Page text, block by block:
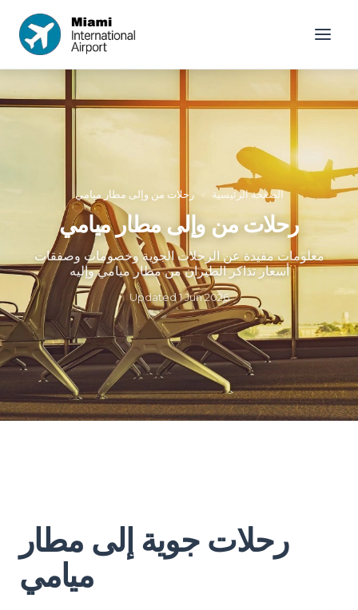
الصفحة الرئيسية » رحلات من وإلى مطار ميامي
رحلات من وإلى مطار ميامي
معلومات مفيدة عن الرحلات الجوية وخصومات وصفقات
أسعار تذاكر الطيران من مطار ميامي وإليه
Updated1 Jun 2026
رحلات جوية إلى مطار
ميامي